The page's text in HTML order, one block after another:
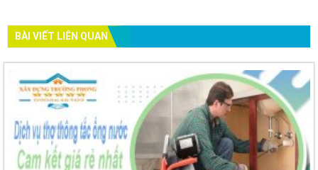
BÀI VIẾT LIÊN QUAN